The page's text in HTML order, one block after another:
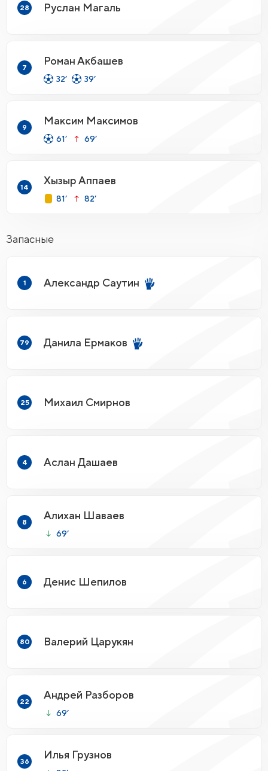
28 Руслан Магаль
7
Роман Акбашев
32’ 39’
9
Максим Максимов
61’ 69’
14
Хызыр Аппаев
81’ 82’
Запасные
1 Александр Саутин
79 Данила Ермаков
25 Михаил Смирнов
4 Аслан Дашаев
8
Алихан Шаваев
69’
6 Денис Шепилов
80 Валерий Царукян
22
Андрей Разборов
69’
36
Илья Грузнов